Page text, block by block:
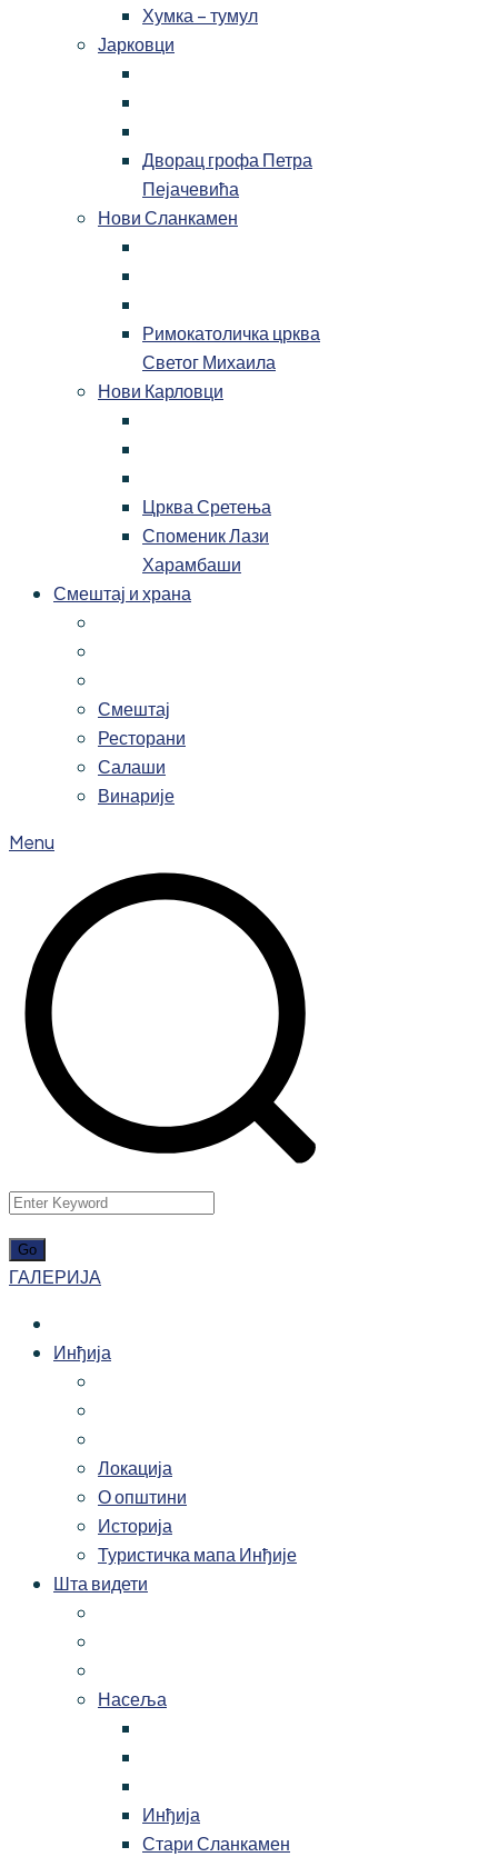
Хумка – тумул
Јарковци
Дворац грофа Петра
Пејачевића
Нови Сланкамен
Римокатоличка црква
Светог Михаила
Нови Карловци
Црква Сретења
Споменик Лази
Харамбаши
Смештај и храна
Смештај
Ресторани
Салаши
Винарије
Menu
ГАЛЕРИЈА
Инђија
Локација
О општини
Историја
Туристичка мапа Инђије
Шта видети
Насеља
Инђија
Стари Сланкамен